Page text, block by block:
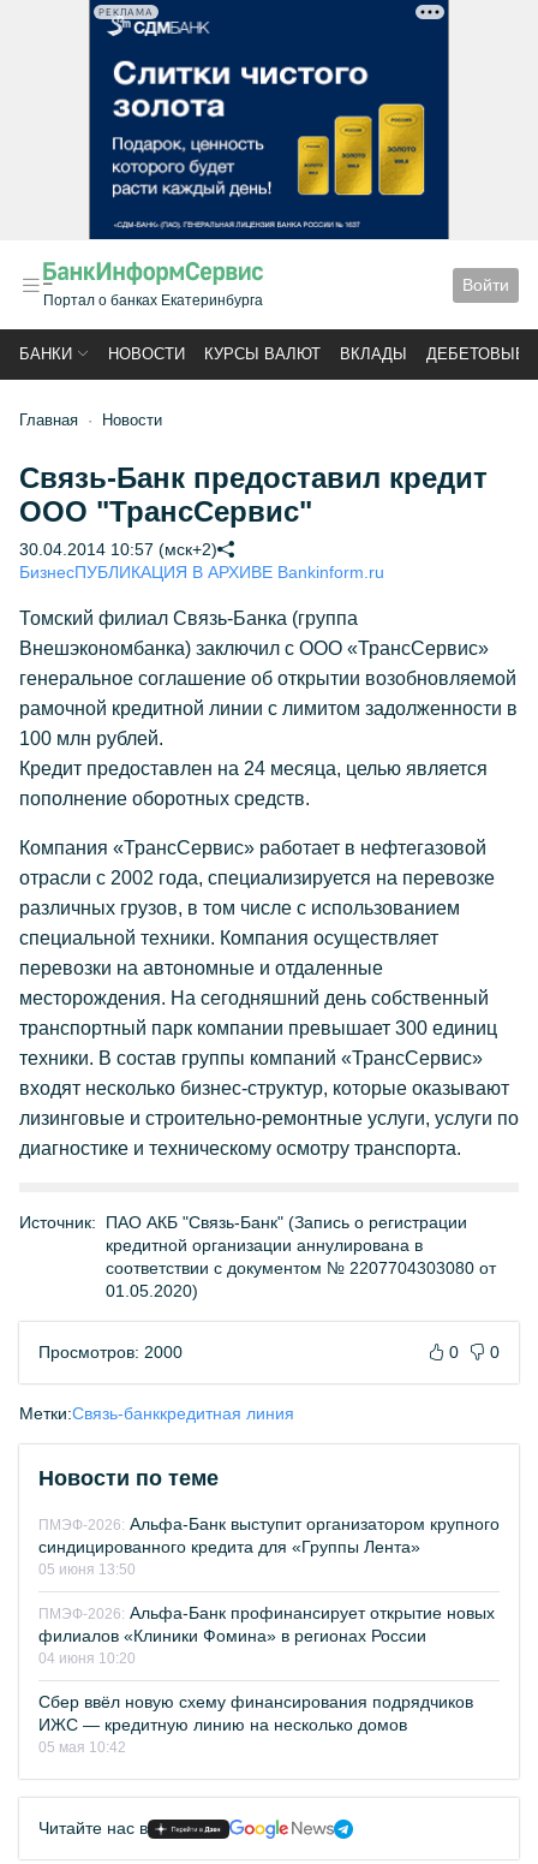
РЕКЛАМА
Портал о банках Екатеринбурга
Войти
БАНКИ НОВОСТИ КУРСЫ ВАЛЮТ ВКЛАДЫ ДЕБЕТОВЫЕ
Главная Новости
Связь-Банк предоставил кредит
ООО "ТрансСервис"
30.04.2014 10:57 (мск+2)
БизнесПУБЛИКАЦИЯ В АРХИВЕ Bankinform.ru
Томский филиал Связь-Банка (группа
Внешэкономбанка) заключил с ООО «ТрансСервис»
генеральное соглашение об открытии возобновляемой
рамочной кредитной линии с лимитом задолженности в
100 млн рублей.
Кредит предоставлен на 24 месяца, целью является
пополнение оборотных средств.
Компания «ТрансСервис» работает в нефтегазовой
отрасли с 2002 года, специализируется на перевозке
различных грузов, в том числе с использованием
специальной техники. Компания осуществляет
перевозки на автономные и отдаленные
месторождения. На сегодняшний день собственный
транспортный парк компании превышает 300 единиц
техники. В состав группы компаний «ТрансСервис»
входят несколько бизнес-структур, которые оказывают
лизинговые и строительно-ремонтные услуги, услуги по
диагностике и техническому осмотру транспорта.
Источник:
ПАО АКБ "Связь-Банк" (Запись о регистрации
кредитной организации аннулирована в
соответствии с документом № 2207704303080 от
01.05.2020)
Просмотров: 2000 0 0
Метки:Связь-банккредитная линия
Новости по теме
ПМЭФ-2026: Альфа-Банк выступит организатором крупного
синдицированного кредита для «Группы Лента»
05 июня 13:50
ПМЭФ-2026: Альфа-Банк профинансирует открытие новых
филиалов «Клиники Фомина» в регионах России
04 июня 10:20
Сбер ввёл новую схему финансирования подрядчиков
ИЖС — кредитную линию на несколько домов
05 мая 10:42
Читайте нас в